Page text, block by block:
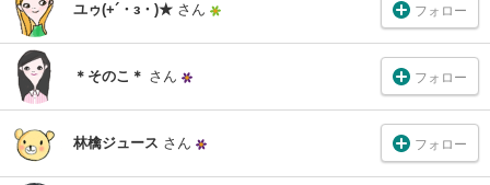
ユゥ(+´・з・)★ さん フォロー
＊そのこ＊ さん フォロー
林檎ジュース さん フォロー